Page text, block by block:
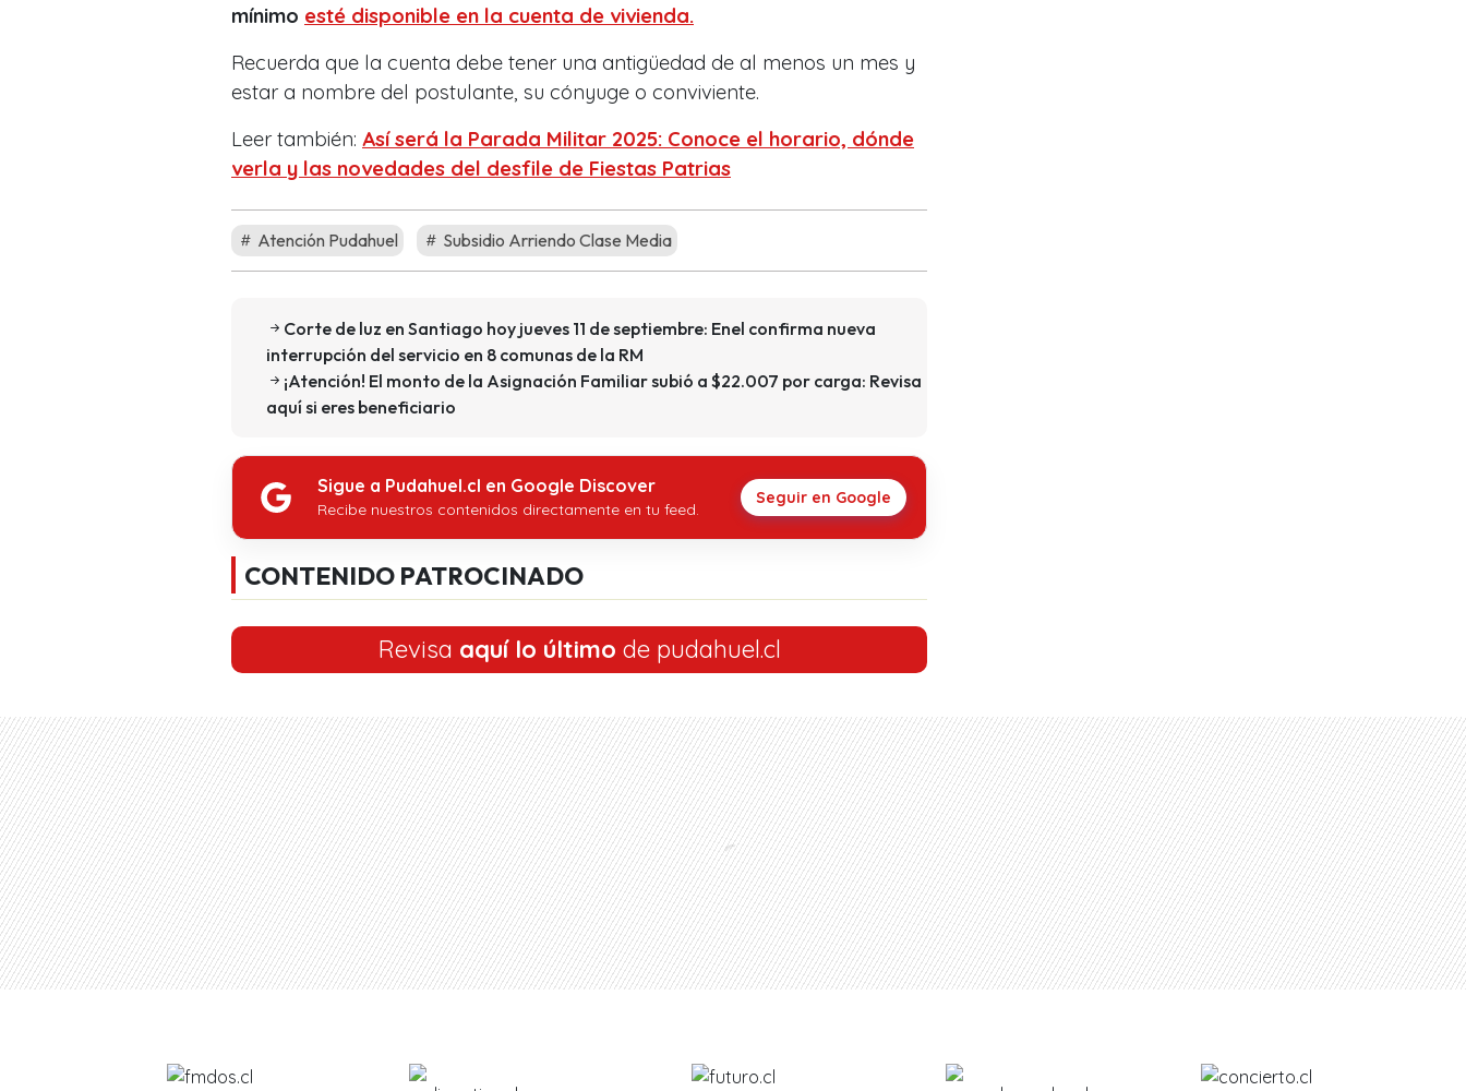
mínimo esté disponible en la cuenta de vivienda.
Recuerda que la cuenta debe tener una antigüedad de al menos un mes y
estar a nombre del postulante, su cónyuge o conviviente.
Leer también: Así será la Parada Militar 2025: Conoce el horario, dónde
verla y las novedades del desfile de Fiestas Patrias
Atención Pudahuel Subsidio Arriendo Clase Media
Corte de luz en Santiago hoy jueves 11 de septiembre: Enel confirma nueva
interrupción del servicio en 8 comunas de la RM
¡Atención! El monto de la Asignación Familiar subió a $22.007 por carga: Revisa
aquí si eres beneficiario
Sigue a Pudahuel.cl en Google Discover
Recibe nuestros contenidos directamente en tu feed.
Seguir en Google
CONTENIDO PATROCINADO
Revisa aquí lo último de pudahuel.cl